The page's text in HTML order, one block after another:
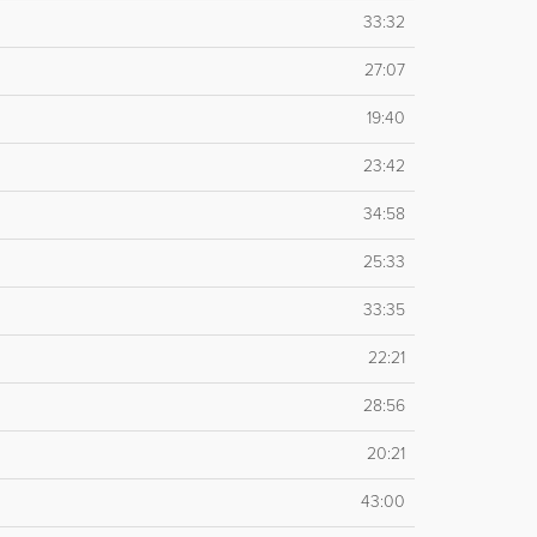
33:32
27:07
19:40
23:42
34:58
25:33
33:35
22:21
28:56
20:21
43:00